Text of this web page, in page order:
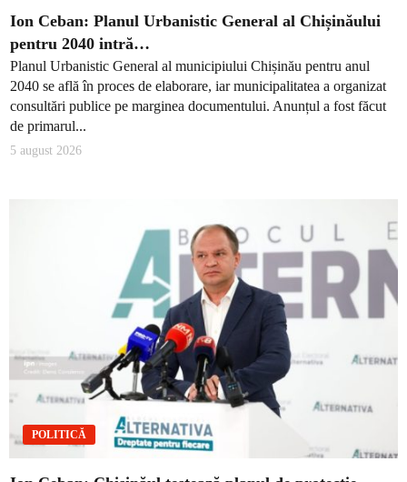
Ion Ceban: Planul Urbanistic General al Chișinăului
pentru 2040 intră…
Planul Urbanistic General al municipiului Chișinău pentru anul
2040 se află în proces de elaborare, iar municipalitatea a organizat
consultări publice pe marginea documentului. Anunțul a fost făcut
de primarul...
5 august 2026
POLITICĂ